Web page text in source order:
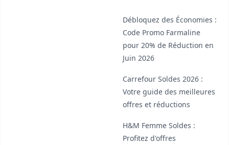
Débloquez des Économies :
Code Promo Farmaline
pour 20% de Réduction en
Juin 2026
Carrefour Soldes 2026 :
Votre guide des meilleures
offres et réductions
H&M Femme Soldes :
Profitez d'offres